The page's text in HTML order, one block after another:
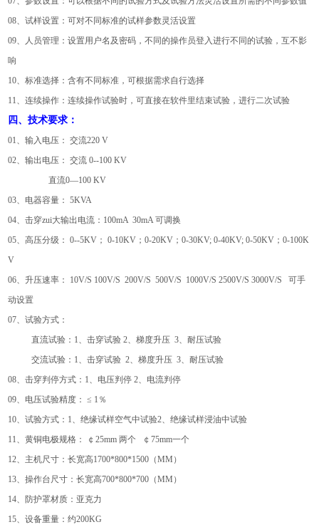
08、试样设置：可对不同标准的试样参数灵活设置
09、人员管理：设置用户名及密码，不同的操作员登入进行不同的试验，互不影
响
10、标准选择：含有不同标准，可根据需求自行选择
11、连续操作：连续操作试验时，可直接在软件里结束试验，进行二次试验
四、技术要求：
01、输入电压： 交流220 V
02、输出电压： 交流 0--100 KV
直流0—100 KV
03、电器容量： 5KVA
04、击穿zui大输出电流：100mA 30mA 可调换
05、高压分级： 0--5KV； 0-10KV；0-20KV；0-30KV; 0-40KV; 0-50KV；0-100K
V
06、升压速率： 10V/S 100V/S 200V/S 500V/S 1000V/S 2500V/S 3000V/S 可手
动设置
07、试验方式：
直流试验：1、击穿试验 2、梯度升压 3、耐压试验
交流试验：1、击穿试验 2、梯度升压 3、耐压试验
08、击穿判停方式：1、电压判停 2、电流判停
09、电压试验精度： ≤ 1％
10、试验方式：1、绝缘试样空气中试验2、绝缘试样浸油中试验
11、黄铜电极规格： ￠25mm 两个 ￠75mm一个
12、主机尺寸：长宽高1700*800*1500（MM）
13、操作台尺寸：长宽高700*800*700（MM）
14、防护罩材质：亚克力
15、设备重量：约200KG